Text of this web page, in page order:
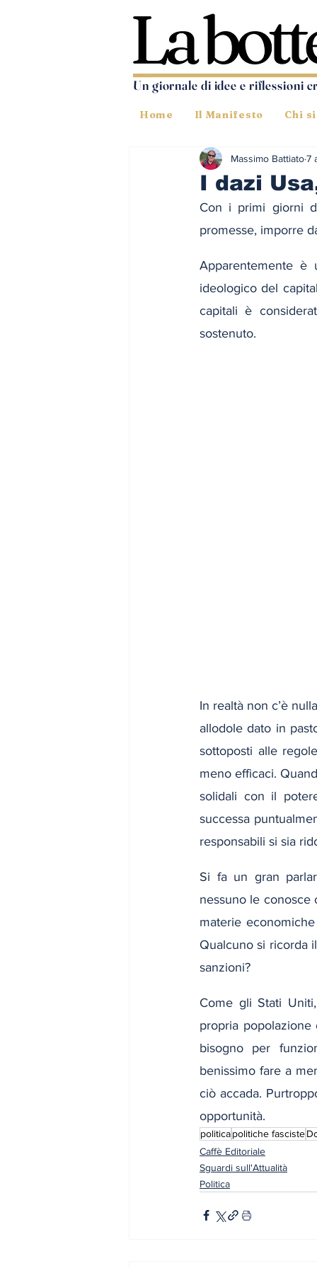
Un giornale di idee e riflessioni
Home Il Manifesto Chi
I dazi
Massimo Battiato7
Con i primi giorni
promesse, imporre
Apparentemente è
ideologico del
capitali è
sostenuto.
In realtà non c’è
allodole dato in
sottoposti alle
meno efficaci.
solidali con il
successa
responsabili si sia
Si fa un gran
nessuno le conosce
materie
Qualcuno si ricorda
sanzioni?
Come gli Stati
propria popolazione
bisogno per
benissimo fare a
ciò accada.
opportunità.
politicapolitiche fasciste
Caffè Editoriale
Sguardi sull'Attualità
Politica